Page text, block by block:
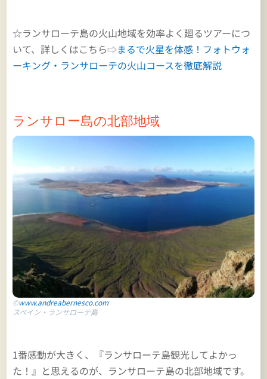
☆ランサローテ島の火山地域を効率よく廻るツアーにつ
いて、詳しくはこちら⇨まるで火星を体感！フォトウォ
ーキング・ランサローテの火山コースを徹底解説
ランサロー島の北部地域
©www.andreabernesco.com
スペイン・ランサローテ島
1番感動が大きく、『ランサローテ島観光してよかっ
た！』と思えるのが、ランサローテ島の北部地域です。